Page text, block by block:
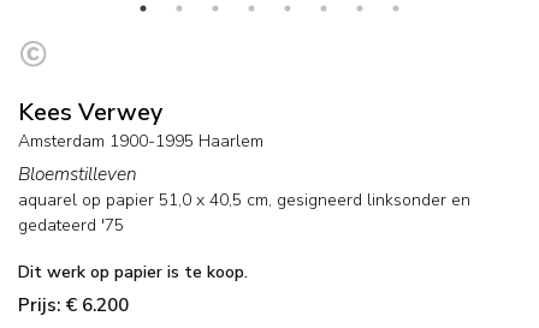
Kees Verwey
Amsterdam 1900-1995 Haarlem
Bloemstilleven
aquarel op papier 51,0 x 40,5 cm, gesigneerd linksonder en
gedateerd '75
Dit werk op papier is te koop.
Prijs: € 6.200